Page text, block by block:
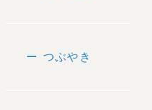
remove つぶやき